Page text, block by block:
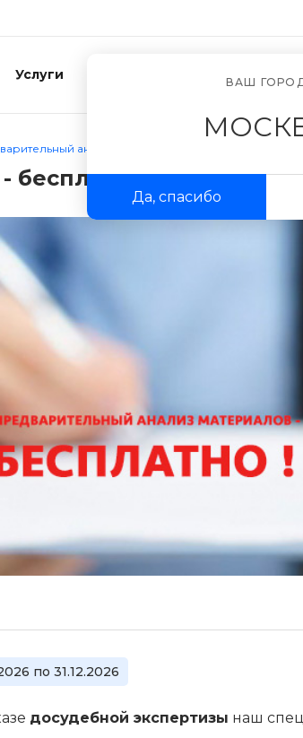
ВАШ
Да, спасибо
Услуги
анализ - бесплатно!
бесплатно!
по 31.12.2026
досудебной экспертизы наш